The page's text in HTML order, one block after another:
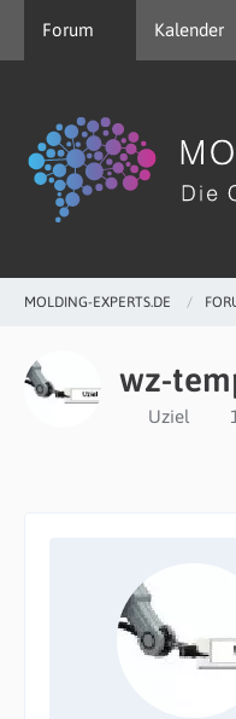
Forum Kalender
MOLDING-EXPERTS.DE
wz-
Uziel